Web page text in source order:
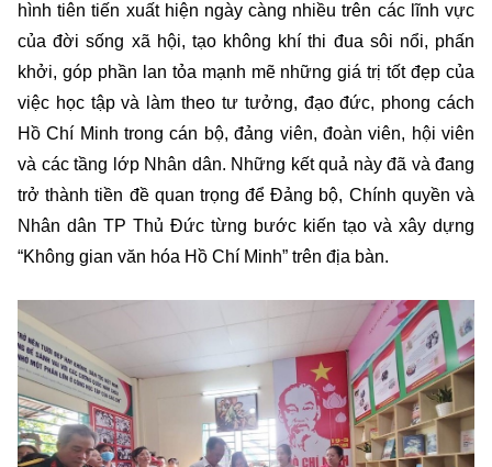
hình tiên tiến xuất hiện ngày càng nhiều trên các lĩnh vực
của đời sống xã hội, tạo không khí thi đua sôi nổi, phấn
khởi, góp phần lan tỏa mạnh mẽ những giá trị tốt đẹp của
việc học tập và làm theo tư tưởng, đạo đức, phong cách
Hồ Chí Minh trong cán bộ, đảng viên, đoàn viên, hội viên
và các tầng lớp Nhân dân. Những kết quả này đã và đang
trở thành tiền đề quan trọng để Đảng bộ, Chính quyền và
Nhân dân TP Thủ Đức từng bước kiến tạo và xây dựng
“Không gian văn hóa Hồ Chí Minh” trên địa bàn.